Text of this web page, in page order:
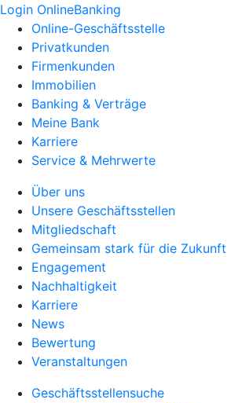
Login OnlineBanking
Online-Geschäftsstelle
Privatkunden
Firmenkunden
Immobilien
Banking & Verträge
Meine Bank
Karriere
Service & Mehrwerte
Über uns
Unsere Geschäftsstellen
Mitgliedschaft
Gemeinsam stark für die Zukunft
Engagement
Nachhaltigkeit
Karriere
News
Bewertung
Veranstaltungen
Geschäftsstellensuche